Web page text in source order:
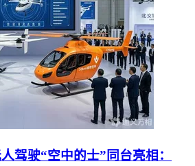
驾驶“空中的士”同台亮相：